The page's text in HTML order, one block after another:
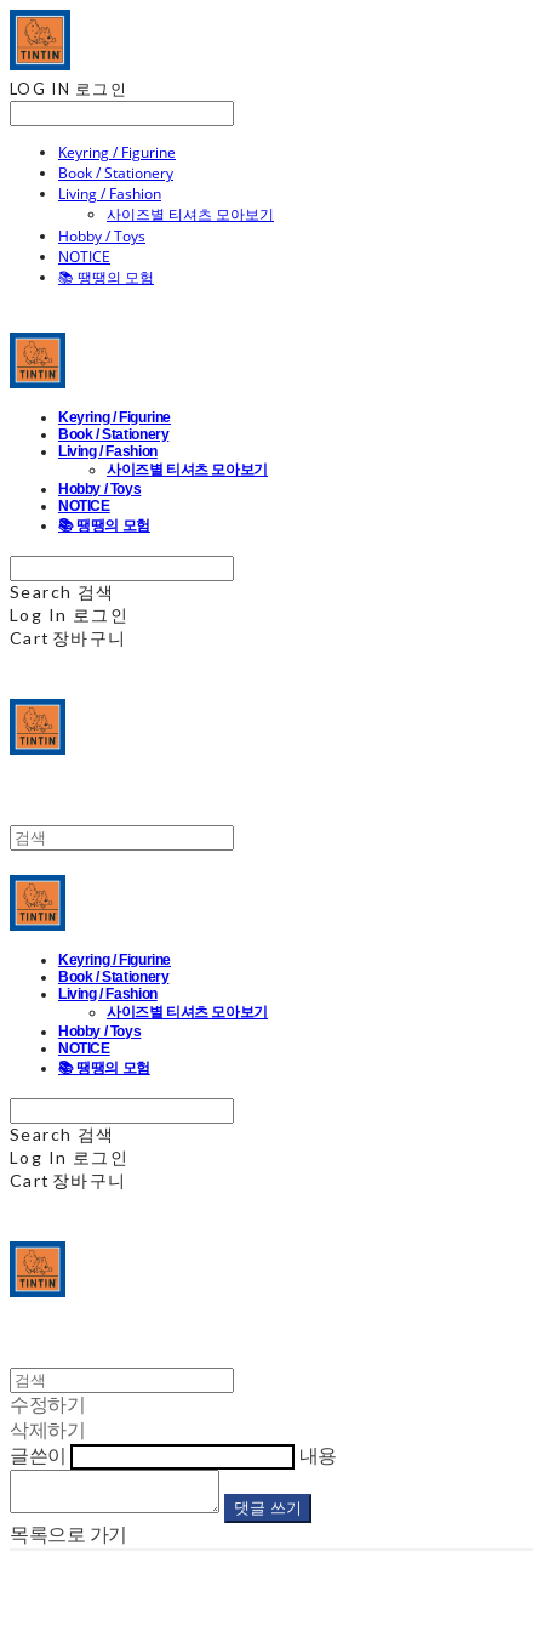
LOG IN 로그인
Keyring / Figurine
Book / Stationery
Living / Fashion
사이즈별 티셔츠 모아보기
Hobby / Toys
NOTICE
📚 땡땡의 모험
Keyring / Figurine
Book / Stationery
Living / Fashion
사이즈별 티셔츠 모아보기
Hobby / Toys
NOTICE
📚 땡땡의 모험
Search 검색
Log In 로그인
Cart 장바구니
Keyring / Figurine
Book / Stationery
Living / Fashion
사이즈별 티셔츠 모아보기
Hobby / Toys
NOTICE
📚 땡땡의 모험
Search 검색
Log In 로그인
Cart 장바구니
수정하기
삭제하기
글쓴이
내용
댓글 쓰기
목록으로 가기